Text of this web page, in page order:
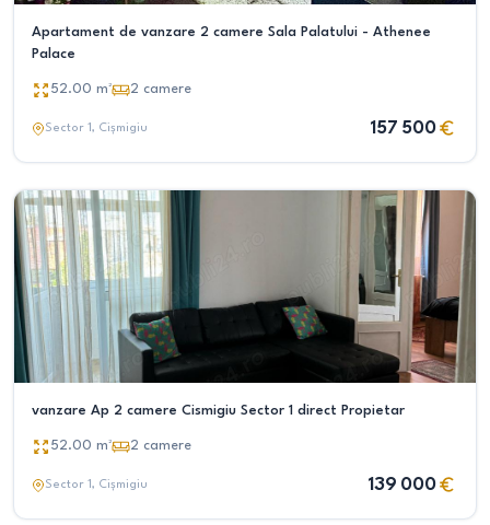
Apartament de vanzare 2 camere Sala Palatului - Athenee
Palace
52.00 m² 2 camere
Sector 1, Cișmigiu 157 500
vanzare Ap 2 camere Cismigiu Sector 1 direct Propietar
52.00 m² 2 camere
Sector 1, Cișmigiu 139 000